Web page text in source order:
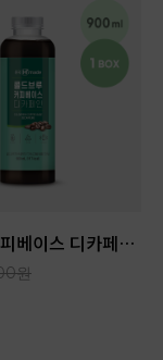
콜드브루 커피베이스 디카페인 (900ml x 6ea)
원